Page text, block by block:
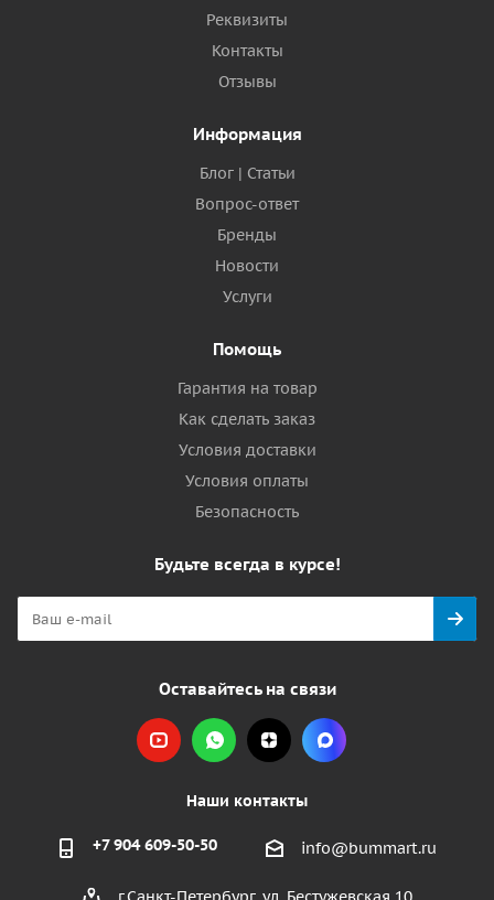
Реквизиты
Контакты
Отзывы
Информация
Блог | Статьи
Вопрос-ответ
Бренды
Новости
Услуги
Помощь
Гарантия на товар
Как сделать заказ
Условия доставки
Условия оплаты
Безопасность
Будьте всегда в курсе!
Оставайтесь на связи
Наши контакты
+7 904 609-50-50 info@bummart.ru